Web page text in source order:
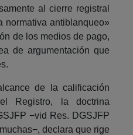
al cierre registral
normativa antiblanqueo»
de los medios de pago,
de argumentación que
de la calificación
Registro, la doctrina
−vid Res. DGSJFP
declara que rige